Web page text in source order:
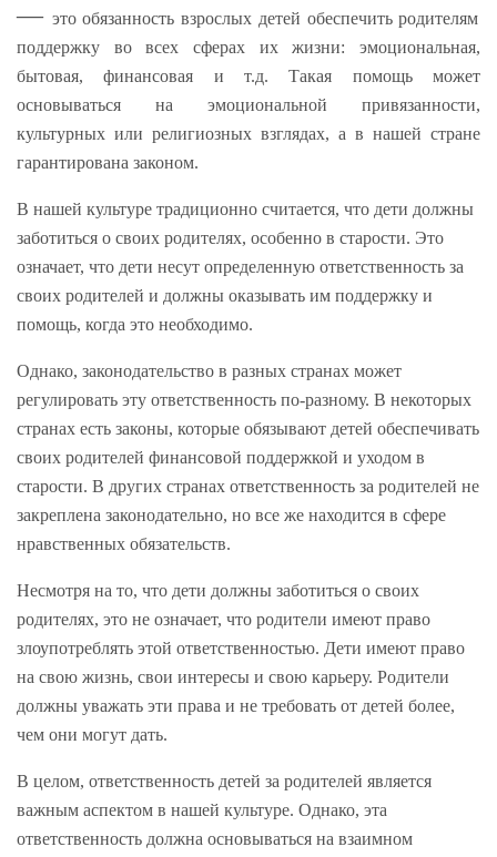
— это обязанность взрослых детей обеспечить родителям
поддержку во всех сферах их жизни: эмоциональная,
бытовая, финансовая и т.д. Такая помощь может
основываться на эмоциональной привязанности,
культурных или религиозных взглядах, а в нашей стране
гарантирована законом.
В нашей культуре традиционно считается, что дети должны
заботиться о своих родителях, особенно в старости. Это
означает, что дети несут определенную ответственность за
своих родителей и должны оказывать им поддержку и
помощь, когда это необходимо.
Однако, законодательство в разных странах может
регулировать эту ответственность по-разному. В некоторых
странах есть законы, которые обязывают детей обеспечивать
своих родителей финансовой поддержкой и уходом в
старости. В других странах ответственность за родителей не
закреплена законодательно, но все же находится в сфере
нравственных обязательств.
Несмотря на то, что дети должны заботиться о своих
родителях, это не означает, что родители имеют право
злоупотреблять этой ответственностью. Дети имеют право
на свою жизнь, свои интересы и свою карьеру. Родители
должны уважать эти права и не требовать от детей более,
чем они могут дать.
В целом, ответственность детей за родителей является
важным аспектом в нашей культуре. Однако, эта
ответственность должна основываться на взаимном